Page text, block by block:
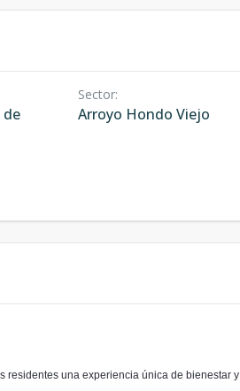
de
Sector:
Arroyo Hondo Viejo
residentes una experiencia única de bienestar y